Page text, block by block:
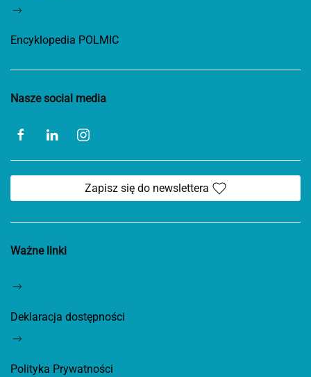
Encyklopedia POLMIC
Nasze social media
Zapisz się do newslettera
Ważne linki
Deklaracja dostępności
Polityka Prywatności